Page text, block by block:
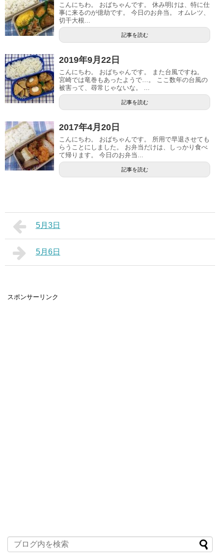
こんにちわ。 おばちゃんです。 休み明けは、特に仕
事に来るのが億劫です。 今日のお弁当。 オムレツ、
切干大根...
記事を読む
2019年9月22日
こんにちわ。 おばちゃんです。 また台風ですね。
宮崎では竜巻もあったようで…。 ここ数年の台風の
被害って、尋常じゃないな。 ...
記事を読む
2017年4月20日
こんにちわ。 おばちゃんです。 所用で早退させても
らうことにしました。 お弁当だけは、しっかり食べ
て帰ります。 今日のお弁当...
記事を読む
5月3日
5月6日
スポンサーリンク